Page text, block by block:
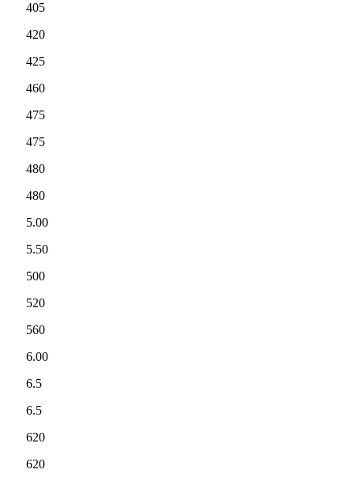
405
420
425
460
475
475
480
480
5.00
5.50
500
520
560
6.00
6.5
6.5
620
620